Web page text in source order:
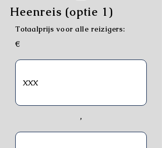
Heenreis (optie 1)
Totaalprijs voor alle reizigers:
€
,